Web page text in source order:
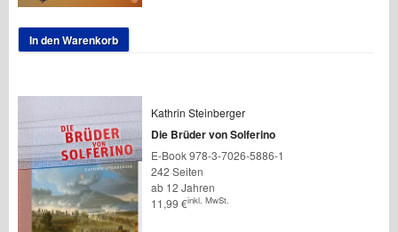
In den Warenkorb
Kathrin Steinberger
Die Brüder von Solferino
E-Book 978-3-7026-5886-1
242 Seiten
ab 12 Jahren
11,99 €inkl. MwSt.